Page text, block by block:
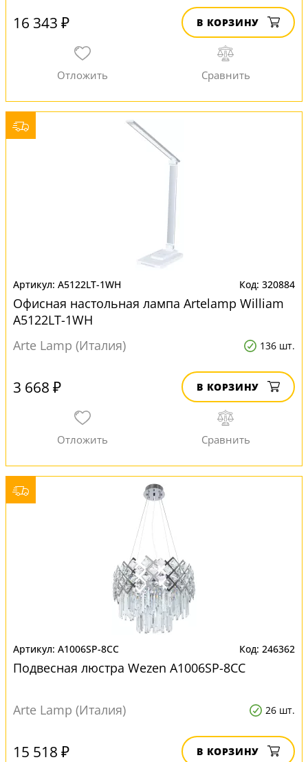
16 343 ₽ В КОРЗИНУ
A5122LT-1WH 320884
Офисная настольная лампа Artelamp William
A5122LT-1WH
Arte Lamp (Италия)
136 шт.
3 668 ₽ В КОРЗИНУ
A1006SP-8CC 246362
Подвесная люстра Wezen A1006SP-8CC
Arte Lamp (Италия) 26 шт.
15 518 ₽ В КОРЗИНУ